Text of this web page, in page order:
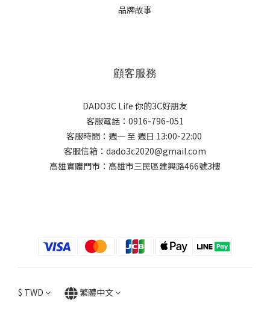
品牌故事
顧客服務
DADO3C Life 你的3C好朋友
客服電話：0916-796-051
客服時間：週一 至 週日 13:00-22:00
客服信箱：dado3c2020@gmail.com
高雄實體門市：高雄市三民區建興路466號3樓
$ TWD 繁體中文